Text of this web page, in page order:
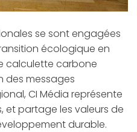
se sont engagées
écologique en
calculette carbone
des messages
CI Média représente
et partage les valeurs de
durable.